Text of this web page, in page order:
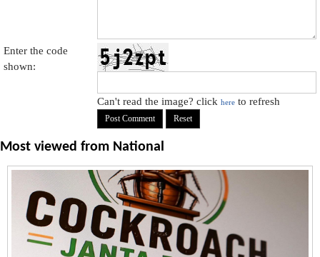
Enter the code
shown:
Can't read the image? clickhere to refresh
Most viewed from National